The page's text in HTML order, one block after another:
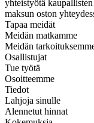
yhteistyötä
maksun oston
Tapaa meidät
Meidän matkamme
Meidän
Osallistujat
Tue työtä
Osoitteemme
Tiedot
Lahjoja sinulle
Alennetut hinnat